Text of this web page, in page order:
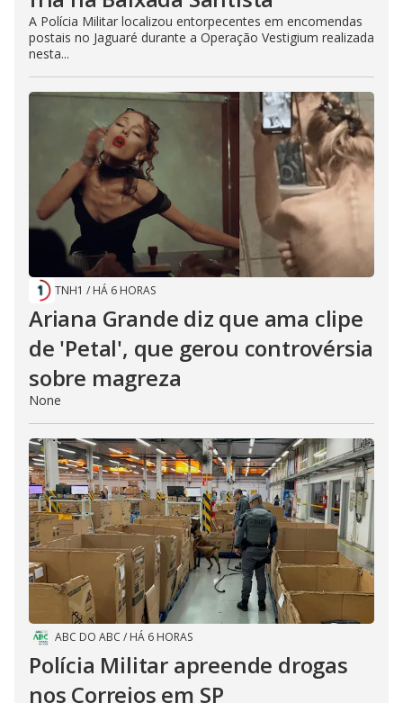
A Polícia Militar localizou entorpecentes em encomendas
postais no Jaguaré durante a Operação Vestigium realizada
nesta...
TNH1 / HÁ 6 HORAS
Ariana Grande diz que ama clipe
de 'Petal', que gerou controvérsia
sobre magreza
None
ABC DO ABC / HÁ 6 HORAS
Polícia Militar apreende drogas
nos Correios em SP